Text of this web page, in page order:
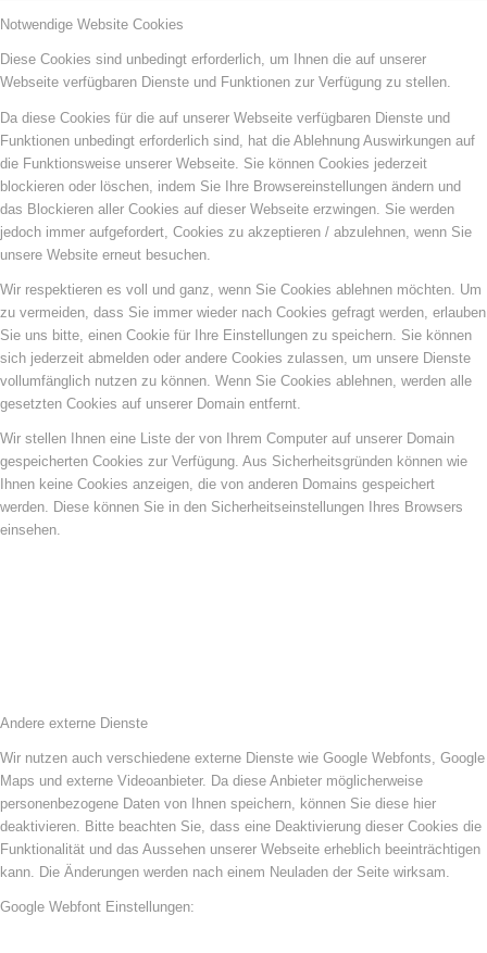
Notwendige Website Cookies
Diese Cookies sind unbedingt erforderlich, um Ihnen die auf unserer
Webseite verfügbaren Dienste und Funktionen zur Verfügung zu stellen.
Da diese Cookies für die auf unserer Webseite verfügbaren Dienste und
Funktionen unbedingt erforderlich sind, hat die Ablehnung Auswirkungen auf
die Funktionsweise unserer Webseite. Sie können Cookies jederzeit
blockieren oder löschen, indem Sie Ihre Browsereinstellungen ändern und
das Blockieren aller Cookies auf dieser Webseite erzwingen. Sie werden
jedoch immer aufgefordert, Cookies zu akzeptieren / abzulehnen, wenn Sie
unsere Website erneut besuchen.
Wir respektieren es voll und ganz, wenn Sie Cookies ablehnen möchten. Um
zu vermeiden, dass Sie immer wieder nach Cookies gefragt werden, erlauben
Sie uns bitte, einen Cookie für Ihre Einstellungen zu speichern. Sie können
sich jederzeit abmelden oder andere Cookies zulassen, um unsere Dienste
vollumfänglich nutzen zu können. Wenn Sie Cookies ablehnen, werden alle
gesetzten Cookies auf unserer Domain entfernt.
Wir stellen Ihnen eine Liste der von Ihrem Computer auf unserer Domain
gespeicherten Cookies zur Verfügung. Aus Sicherheitsgründen können wie
Ihnen keine Cookies anzeigen, die von anderen Domains gespeichert
werden. Diese können Sie in den Sicherheitseinstellungen Ihres Browsers
einsehen.
Andere externe Dienste
Wir nutzen auch verschiedene externe Dienste wie Google Webfonts, Google
Maps und externe Videoanbieter. Da diese Anbieter möglicherweise
personenbezogene Daten von Ihnen speichern, können Sie diese hier
deaktivieren. Bitte beachten Sie, dass eine Deaktivierung dieser Cookies die
Funktionalität und das Aussehen unserer Webseite erheblich beeinträchtigen
kann. Die Änderungen werden nach einem Neuladen der Seite wirksam.
Google Webfont Einstellungen: